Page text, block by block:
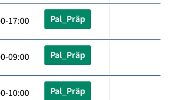
17:00 Pal_Präp
09:00 Pal_Präp
10:00 Pal_Präp